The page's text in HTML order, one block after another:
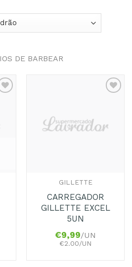
DE BARBEAR
Favoritos
GILLETTE
CARREGADOR
GILLETTE EXCEL
5UN
€9,99/UN
€2.00/UN